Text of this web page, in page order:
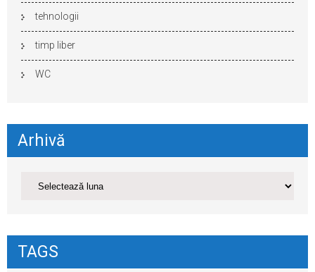
tehnologii
timp liber
WC
Arhivă
TAGS